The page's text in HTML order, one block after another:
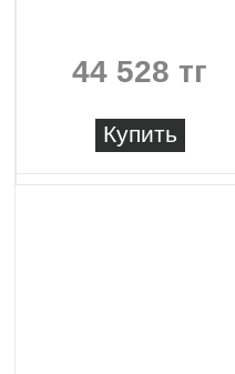
44 528 тг
Купить